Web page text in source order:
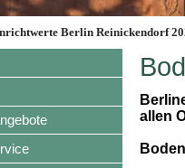
Berlin Reinickendorf
allen